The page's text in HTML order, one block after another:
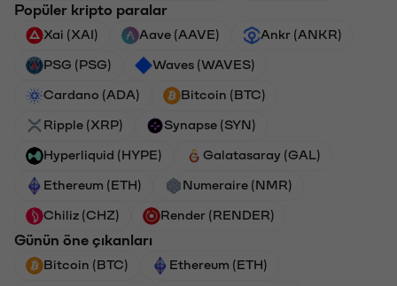
Popüler kripto paralar
Xai (XAI) Aave (AAVE) Ankr (ANKR)
PSG (PSG) Waves (WAVES)
Cardano (ADA) Bitcoin (BTC)
Ripple (XRP) Synapse (SYN)
Hyperliquid (HYPE) Galatasaray (GAL)
Ethereum (ETH) Numeraire (NMR)
Chiliz (CHZ) Render (RENDER)
Günün öne çıkanları
Bitcoin (BTC) Ethereum (ETH)